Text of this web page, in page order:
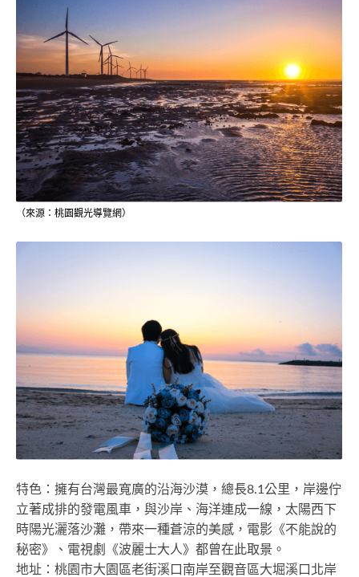
（來源：桃園觀光導覽網）
特色：擁有台灣最寬廣的沿海沙漠，總長8.1公里，岸邊佇
立著成排的發電風車，與沙岸、海洋連成一線，太陽西下
時陽光灑落沙灘，帶來一種蒼涼的美感，電影《不能說的
秘密》、電視劇《波麗士大人》都曾在此取景。
地址：桃園市大園區老街溪口南岸至觀音區大堀溪口北岸